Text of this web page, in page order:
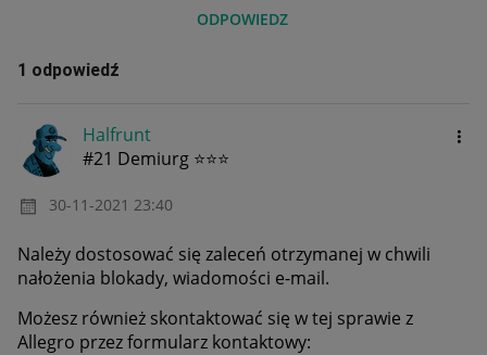
ODPOWIEDZ
1 odpowiedź
Halfrunt
#21 Demiurg ⭐⭐⭐
‎30-11-2021 23:40
Należy dostosować się zaleceń otrzymanej w chwili
nałożenia blokady, wiadomości e-mail.
Możesz również skontaktować się w tej sprawie z
Allegro przez formularz kontaktowy: